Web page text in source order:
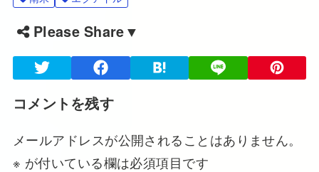
Please Share▼
コメントを残す
メールアドレスが公開されることはありません。
※ が付いている欄は必須項目です